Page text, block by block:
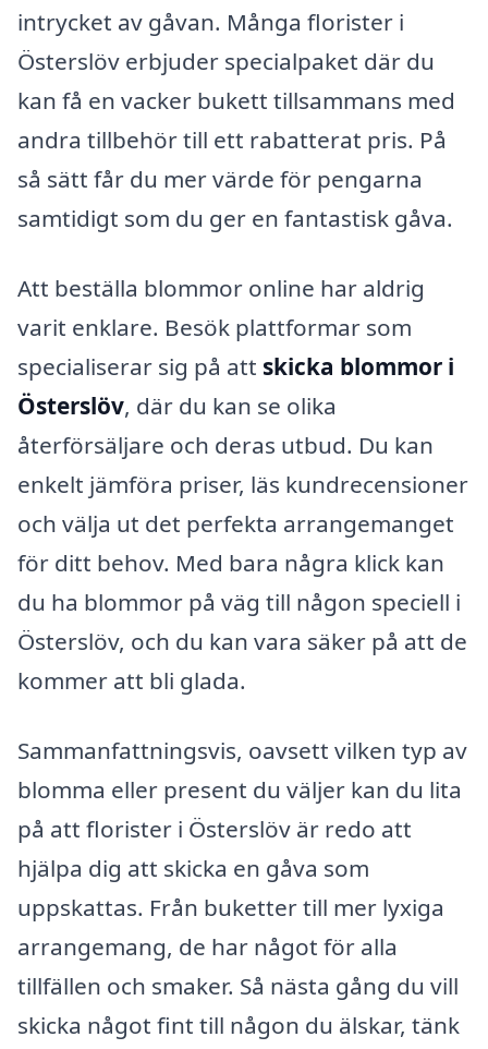
intrycket av gåvan. Många florister i
Österslöv erbjuder specialpaket där du
kan få en vacker bukett tillsammans med
andra tillbehör till ett rabatterat pris. På
så sätt får du mer värde för pengarna
samtidigt som du ger en fantastisk gåva.
Att beställa blommor online har aldrig
varit enklare. Besök plattformar som
specialiserar sig på att skicka blommor i
Österslöv, där du kan se olika
återförsäljare och deras utbud. Du kan
enkelt jämföra priser, läs kundrecensioner
och välja ut det perfekta arrangemanget
för ditt behov. Med bara några klick kan
du ha blommor på väg till någon speciell i
Österslöv, och du kan vara säker på att de
kommer att bli glada.
Sammanfattningsvis, oavsett vilken typ av
blomma eller present du väljer kan du lita
på att florister i Österslöv är redo att
hjälpa dig att skicka en gåva som
uppskattas. Från buketter till mer lyxiga
arrangemang, de har något för alla
tillfällen och smaker. Så nästa gång du vill
skicka något fint till någon du älskar, tänk